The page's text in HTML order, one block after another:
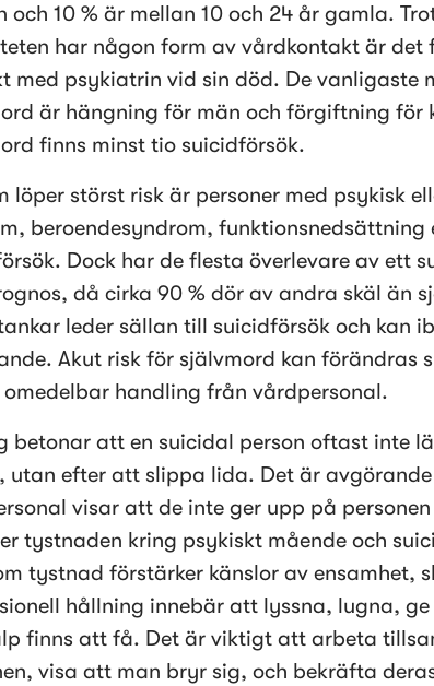
och 10 % är mellan 10 och 24 år gamla.
har någon form av vårdkontakt är det
med psykiatrin vid sin död. De vanligaste
är hängning för män och förgiftning för
finns minst tio suicidförsök.
löper störst risk är personer med psykisk
beroendesyndrom, funktionsnedsättning
Dock har de flesta överlevare av ett
då cirka 90 % dör av andra skäl än
leder sällan till suicidförsök och kan
Akut risk för självmord kan förändras
omedelbar handling från vårdpersonal.
betonar att en suicidal person oftast inte
utan efter att slippa lida. Det är
visar att de inte ger upp på
tystnaden kring psykiskt mående och
tystnad förstärker känslor av ensamhet,
hållning innebär att lyssna, lugna,
finns att få. Det är viktigt att arbeta
visa att man bryr sig, och bekräfta